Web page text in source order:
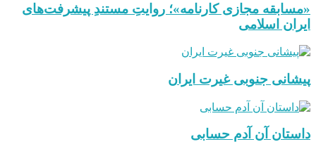
«مسابقه مجازی کارنامه»؛ روایتِ مستندِ پیشرفت‌های
ایران اسلامی
پیشانی جنوبی غیرت ایران
داستان آن آدم حسابی